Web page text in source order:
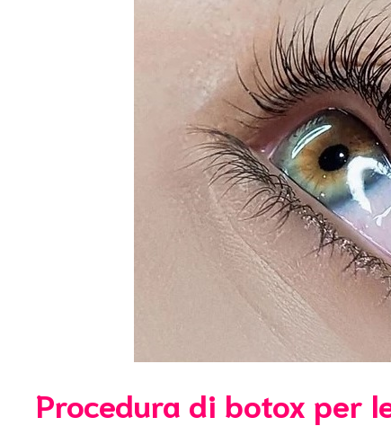
Procedura di botox per